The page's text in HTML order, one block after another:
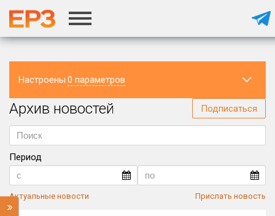
Настроены 0 параметров
Регион
Архив новостей Подписаться
Период
Актуальные новости Прислать новость